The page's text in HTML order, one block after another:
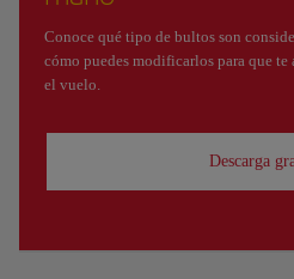
Conoce qué tipo de bultos son
cómo puedes modificarlos para que
el vuelo.
Descarga